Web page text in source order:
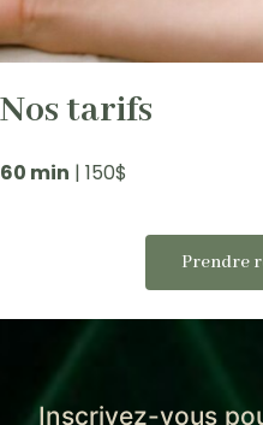
Nos tarifs
60 min | 150$
Prendre
Inscrivez-vous